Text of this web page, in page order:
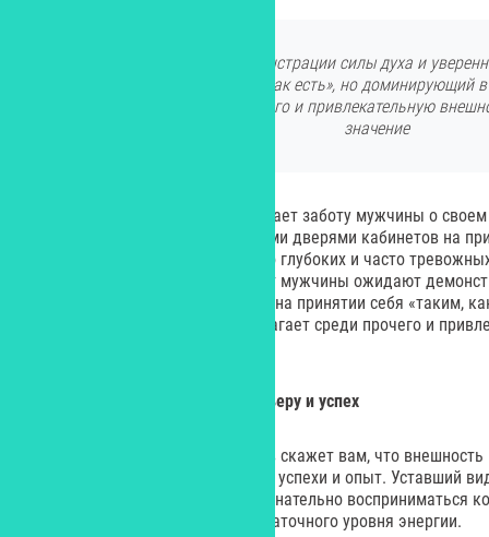
От мужчины ожидают демонстрации силы духа и
принятии себя «таким, как есть», но доминирующий
предполагает среди прочего и привлекательную
значение
Общество до сих пор воспринимает заботу мужчины о
тщеславия. Однако за закрытыми дверями кабинетов на
они делятся своими историями о глубоких и часто
собственной внешности. Ведь от мужчины ожидают
уверенности в себе, основанной на принятии себя «таким,
обществе культ успеха предполагает среди прочего и
Пластика как инвестиция в карьеру и успех
Любой сотрудник отдела кадров скажет вам, что
меньше, чем профессиональные успехи и опыт. Уставший
второй подбородок могут бессознательно восприниматься
признаки выгорания или недостаточного уровня энергии.